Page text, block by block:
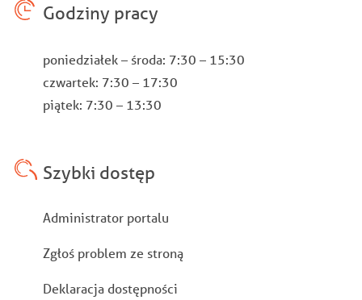
Godziny pracy
poniedziałek – środa: 7:30 – 15:30
czwartek: 7:30 – 17:30
piątek: 7:30 – 13:30
Szybki dostęp
Stopka
Administrator portalu
Zgłoś problem ze stroną
Deklaracja dostępności